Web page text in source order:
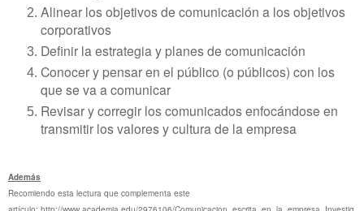
Alinear los objetivos de comunicación a los objetivos
corporativos
Definir la estrategia y planes de comunicación
Conocer y pensar en el público (o públicos) con los
que se va a comunicar
Revisar y corregir los comunicados enfocándose en
transmitir los valores y cultura de la empresa
Además
Recomiendo esta lectura que complementa este